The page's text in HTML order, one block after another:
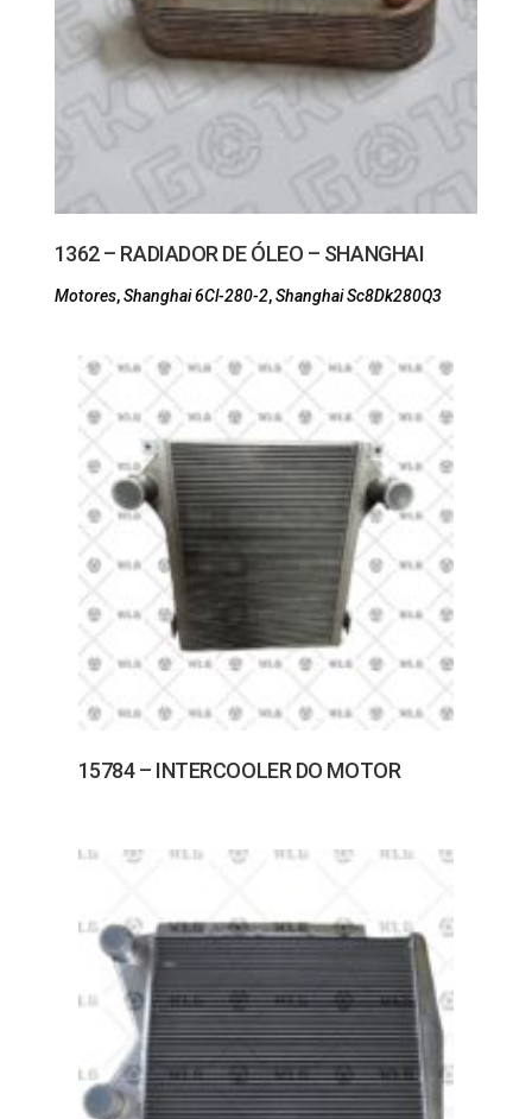
1362 – RADIADOR DE ÓLEO – SHANGHAI
Motores,Shanghai 6Cl-280-2,Shanghai Sc8Dk280Q3
15784 – INTERCOOLER DO MOTOR